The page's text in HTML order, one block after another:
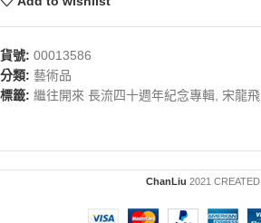
貨號: 00013586
分類: 藝術品
標籤: 繼往開來 長流四十週年紀念專輯, 宋龍飛
ChanLiu 2021 CREATED